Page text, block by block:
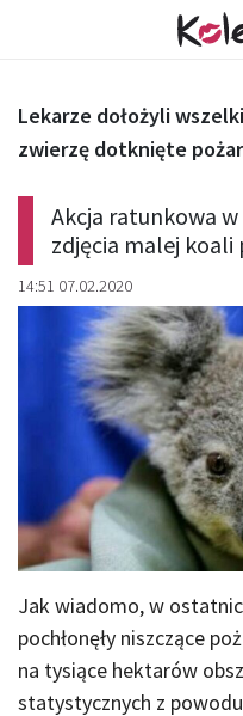
Akcja ratunkowa
zdjęcia malej
14:51 07.02.2020
Lekarze dołożyli
zwierzę dotknięte
Jak wiadomo, w
pochłonęły niszczące
na tysiące hektarów
statystycznych z